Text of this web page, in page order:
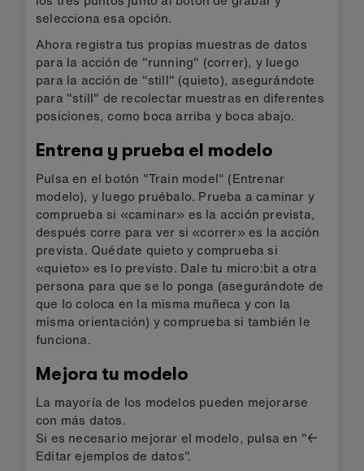
selecciona esa opción.
Ahora registra tus propias muestras de datos
para la acción de "running" (correr), y luego
para la acción de "still" (quieto), asegurándote
para "still" de recolectar muestras en diferentes
posiciones, como boca arriba y boca abajo.
Entrena y prueba el modelo
Pulsa en el botón "Train model" (Entrenar
modelo), y luego pruébalo. Prueba a caminar y
comprueba si «caminar» es la acción prevista,
después corre para ver si «correr» es la acción
prevista. Quédate quieto y comprueba si
«quieto» es lo previsto. Dale tu micro:bit a otra
persona para que se lo ponga (asegurándote de
que lo coloca en la misma muñeca y con la
misma orientación) y comprueba si también le
funciona.
Mejora tu modelo
La mayoría de los modelos pueden mejorarse
con más datos.
Si es necesario mejorar el modelo, pulsa en "←
Editar ejemplos de datos".